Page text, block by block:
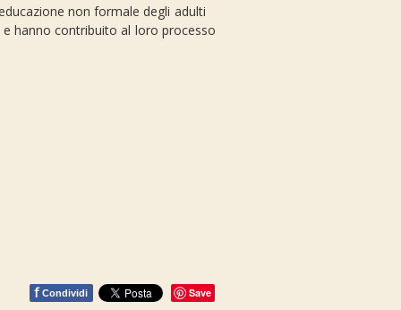
non formale degli adulti
hanno contribuito al loro processo
f Condividi Save